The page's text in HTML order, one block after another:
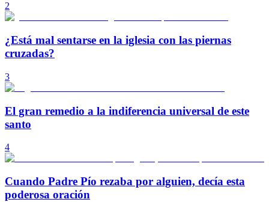
2
¿Está mal sentarse en la iglesia con las piernas
cruzadas?
3
El gran remedio a la indiferencia universal de este
santo
4
Cuando Padre Pío rezaba por alguien, decía esta
poderosa oración